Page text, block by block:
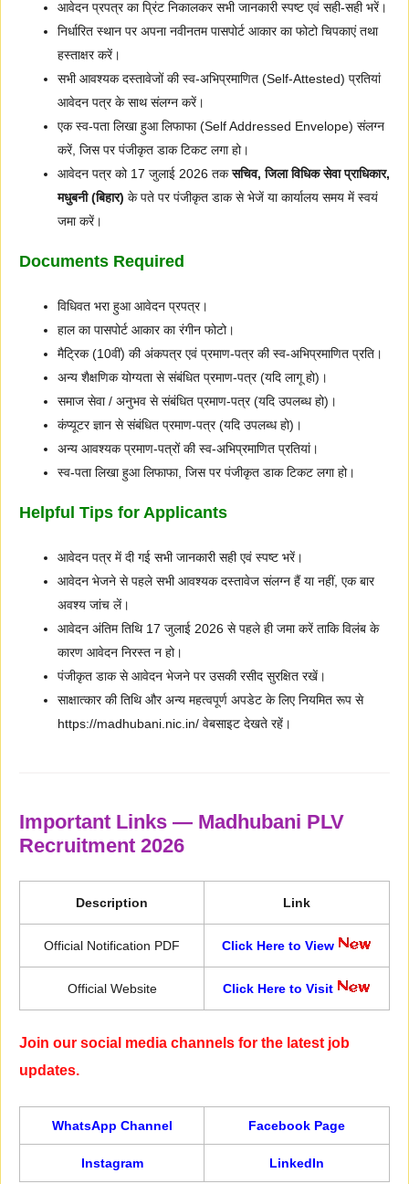
आवेदन प्रपत्र का प्रिंट निकालकर सभी जानकारी स्पष्ट एवं सही-सही भरें।
निर्धारित स्थान पर अपना नवीनतम पासपोर्ट आकार का फोटो चिपकाएं तथा
हस्ताक्षर करें।
सभी आवश्यक दस्तावेजों की स्व-अभिप्रमाणित (Self-Attested) प्रतियां
आवेदन पत्र के साथ संलग्न करें।
एक स्व-पता लिखा हुआ लिफाफा (Self Addressed Envelope) संलग्न
करें, जिस पर पंजीकृत डाक टिकट लगा हो।
आवेदन पत्र को 17 जुलाई 2026 तकसचिव, जिला विधिक सेवा प्राधिकार,
मधुबनी (बिहार) के पते पर पंजीकृत डाक से भेजें या कार्यालय समय में स्वयं
जमा करें।
Documents Required
विधिवत भरा हुआ आवेदन प्रपत्र।
हाल का पासपोर्ट आकार का रंगीन फोटो।
मैट्रिक (10वीं) की अंकपत्र एवं प्रमाण-पत्र की स्व-अभिप्रमाणित प्रति।
अन्य शैक्षणिक योग्यता से संबंधित प्रमाण-पत्र (यदि लागू हो)।
समाज सेवा / अनुभव से संबंधित प्रमाण-पत्र (यदि उपलब्ध हो)।
कंप्यूटर ज्ञान से संबंधित प्रमाण-पत्र (यदि उपलब्ध हो)।
अन्य आवश्यक प्रमाण-पत्रों की स्व-अभिप्रमाणित प्रतियां।
स्व-पता लिखा हुआ लिफाफा, जिस पर पंजीकृत डाक टिकट लगा हो।
Helpful Tips for Applicants
आवेदन पत्र में दी गई सभी जानकारी सही एवं स्पष्ट भरें।
आवेदन भेजने से पहले सभी आवश्यक दस्तावेज संलग्न हैं या नहीं, एक बार
अवश्य जांच लें।
आवेदन अंतिम तिथि 17 जुलाई 2026 से पहले ही जमा करें ताकि विलंब के
कारण आवेदन निरस्त न हो।
पंजीकृत डाक से आवेदन भेजने पर उसकी रसीद सुरक्षित रखें।
साक्षात्कार की तिथि और अन्य महत्वपूर्ण अपडेट के लिए नियमित रूप से
https://madhubani.nic.in/ वेबसाइट देखते रहें।
Important Links — Madhubani PLV
Recruitment 2026
Description Link
Official Notification PDF Click Here to View
Official Website Click Here to Visit
Join our social media channels for the latest job
updates.
WhatsApp Channel Facebook Page
Instagram LinkedIn